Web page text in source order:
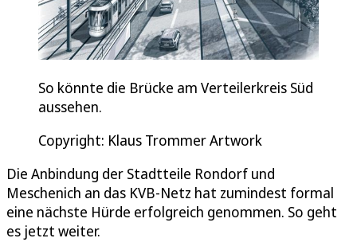
So könnte die Brücke am Verteilerkreis Süd
aussehen.
Copyright: Klaus Trommer Artwork
Die Anbindung der Stadtteile Rondorf und
Meschenich an das KVB-Netz hat zumindest formal
eine nächste Hürde erfolgreich genommen. So geht
es jetzt weiter.